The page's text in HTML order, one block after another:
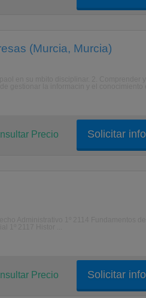
(Murcia, Murcia)
Solicitar
Precio
Solicitar
Precio